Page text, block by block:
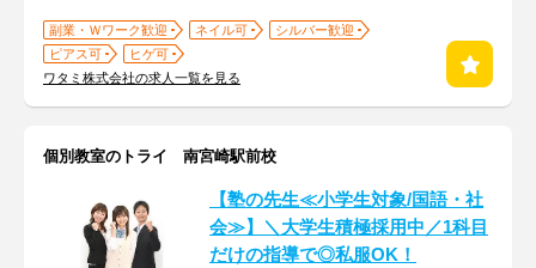
副業・Ｗワーク歓迎 ネイル可
シルバー歓迎
ピアス可
ヒゲ可
ワタミ株式会社の求人一覧を見る
個別教室のトライ 南宮崎駅前校
【塾の先生≪小学生対象/国語・社
会≫】＼大学生積極採用中／1科目
だけの指導で◎私服OK！